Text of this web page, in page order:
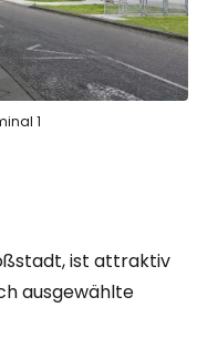
1
ist attraktiv
ausgewählte